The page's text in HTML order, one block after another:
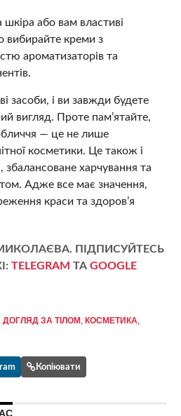
або вам властиві
вибирайте креми з
ароматизаторів та
засоби, і ви завжди будете
вигляд. Проте пам’ятайте,
— це не лише
косметики. Це також і
харчування та
Адже все має значення,
краси та здоров’я
ПІДПИСУЙТЕСЬ
TELEGRAM ТА GOOGLE
, ДОГЛЯД ЗА ТІЛОМ , КОСМЕТИКА,
Копіювати